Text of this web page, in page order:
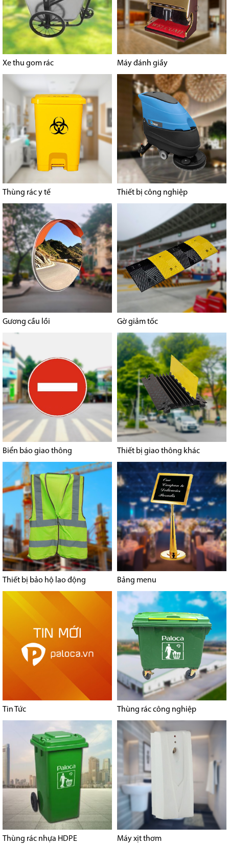
Xe thu gom rác Máy đánh giầy
Thùng rác y tế Thiết bị công nghiệp
Gương cầu lồi Gờ giảm tốc
Biển báo giao thông Thiết bị giao thông khác
Thiết bị bảo hộ lao động Bảng menu
Tin Tức Thùng rác công nghiệp
Thùng rác nhựa HDPE Máy xịt thơm